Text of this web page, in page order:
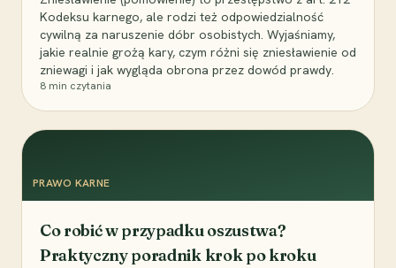
Kodeksu karnego, ale rodzi też odpowiedzialność
cywilną za naruszenie dóbr osobistych. Wyjaśniamy,
jakie realnie grożą kary, czym różni się zniesławienie od
zniewagi i jak wygląda obrona przez dowód prawdy.
8 min czytania
PRAWO KARNE
Co robić w przypadku oszustwa?
Praktyczny poradnik krok po kroku